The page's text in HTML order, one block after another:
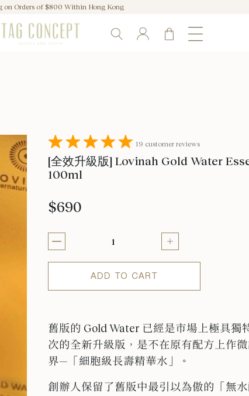
on Orders of $800 Within Hong Kong
19 customer reviews
[全效升級版] Lovinah Gold Water
100ml
$690
ADD TO CART
舊版的 Gold Water 已經是市場上極具獨
次的全新升級版，是不在原有配方上作
界—「細胞級長壽精華水」。
創辦人保留了舊版中最引以為傲的「無